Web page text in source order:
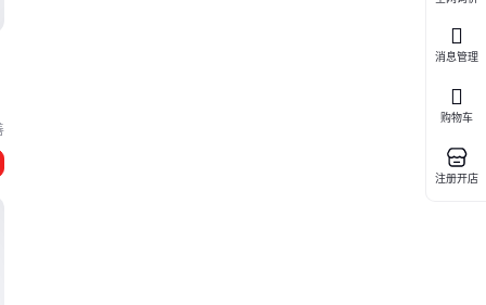
消息管理
购物车
注册开店